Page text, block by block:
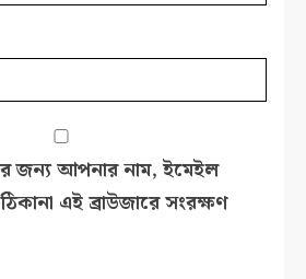
জন্য আপনার নাম, ইমেইল
এই ব্রাউজারে সংরক্ষণ